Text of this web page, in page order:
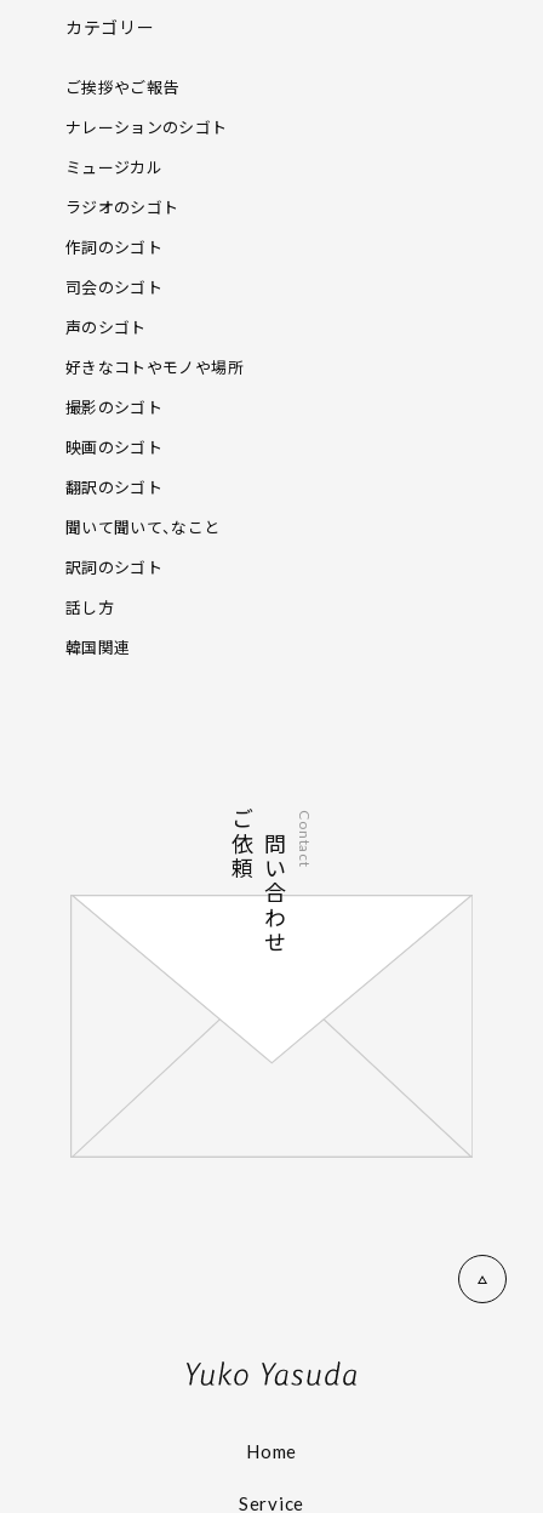
カテゴリー
ご挨拶やご報告
ナレーションのシゴト
ミュージカル
ラジオのシゴト
作詞のシゴト
司会のシゴト
声のシゴト
好きなコトやモノや場所
撮影のシゴト
映画のシゴト
翻訳のシゴト
聞いて聞いて、なこと
訳詞のシゴト
話し方
韓国関連
お問い合わせ
ご依頼 Contact
Home
Service